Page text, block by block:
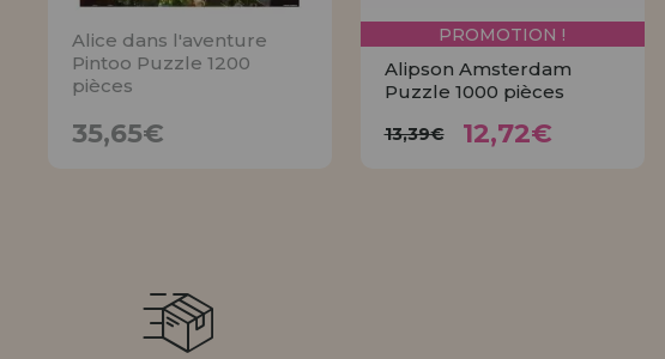
Alice dans l'aventure
Pintoo Puzzle 1200
pièces
35,65€
PROMOTION !
Alipson Amsterdam
Puzzle 1000 pièces
13,39€ 12,72€